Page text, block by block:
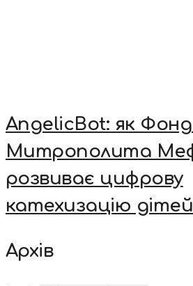
AngelicBot: як Фонд
Митрополита
розвиває цифрову
катехизацію дітей
Архів